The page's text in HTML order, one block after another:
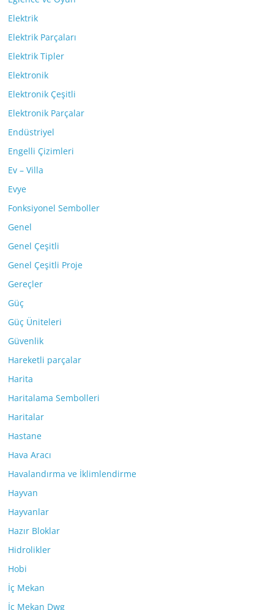
Elektrik
Elektrik Parçaları
Elektrik Tipler
Elektronik
Elektronik Çeşitli
Elektronik Parçalar
Endüstriyel
Engelli Çizimleri
Ev – Villa
Evye
Fonksiyonel Semboller
Genel
Genel Çeşitli
Genel Çeşitli Proje
Gereçler
Güç
Güç Üniteleri
Güvenlik
Hareketli parçalar
Harita
Haritalama Sembolleri
Haritalar
Hastane
Hava Aracı
Havalandırma ve İklimlendirme
Hayvan
Hayvanlar
Hazır Bloklar
Hidrolikler
Hobi
İç Mekan
İç Mekan Dwg